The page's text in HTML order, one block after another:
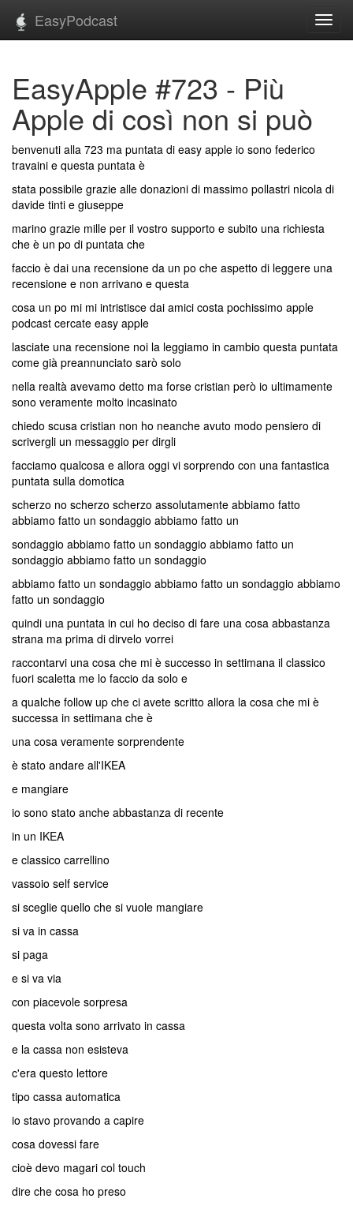
EasyPodcast
EasyApple #723 - Più
Apple di così non si può
benvenuti alla 723 ma puntata di easy apple io sono federico
travaini e questa puntata è
stata possibile grazie alle donazioni di massimo pollastri nicola di
davide tinti e giuseppe
marino grazie mille per il vostro supporto e subito una richiesta
che è un po di puntata che
faccio è dai una recensione da un po che aspetto di leggere una
recensione e non arrivano e questa
cosa un po mi mi intristisce dai amici costa pochissimo apple
podcast cercate easy apple
lasciate una recensione noi la leggiamo in cambio questa puntata
come già preannunciato sarò solo
nella realtà avevamo detto ma forse cristian però io ultimamente
sono veramente molto incasinato
chiedo scusa cristian non ho neanche avuto modo pensiero di
scrivergli un messaggio per dirgli
facciamo qualcosa e allora oggi vi sorprendo con una fantastica
puntata sulla domotica
scherzo no scherzo scherzo assolutamente abbiamo fatto
abbiamo fatto un sondaggio abbiamo fatto un
sondaggio abbiamo fatto un sondaggio abbiamo fatto un
sondaggio abbiamo fatto un sondaggio
abbiamo fatto un sondaggio abbiamo fatto un sondaggio abbiamo
fatto un sondaggio
quindi una puntata in cui ho deciso di fare una cosa abbastanza
strana ma prima di dirvelo vorrei
raccontarvi una cosa che mi è successo in settimana il classico
fuori scaletta me lo faccio da solo e
a qualche follow up che ci avete scritto allora la cosa che mi è
successa in settimana che è
una cosa veramente sorprendente
è stato andare all'IKEA
e mangiare
io sono stato anche abbastanza di recente
in un IKEA
e classico carrellino
vassoio self service
si sceglie quello che si vuole mangiare
si va in cassa
si paga
e si va via
con piacevole sorpresa
questa volta sono arrivato in cassa
e la cassa non esisteva
c'era questo lettore
tipo cassa automatica
io stavo provando a capire
cosa dovessi fare
cioè devo magari col touch
dire che cosa ho preso